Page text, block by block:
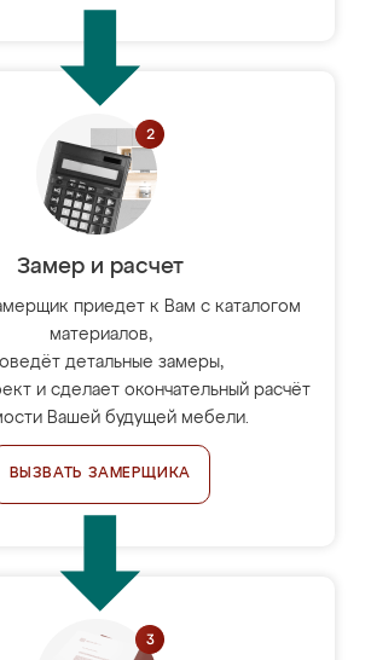
Замер и расчет
приедет к Вам с каталогом
материалов,
детальные замеры,
и сделает окончательный расчёт
Вашей будущей мебели.
ВЫЗВАТЬ ЗАМЕРЩИКА